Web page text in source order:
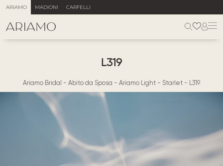
ARIAMO MADIONI CARFELLI
L319
Ariamo Bridal - Abito da Sposa - Ariamo Light - Starlet - L319